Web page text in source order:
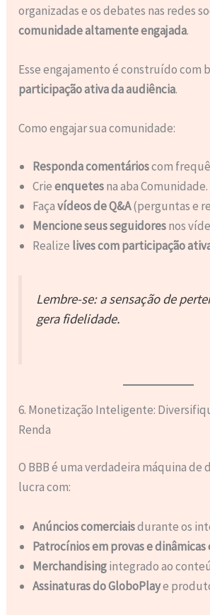
organizadas e os debates nas redes
comunidade altamente engajada.
Esse engajamento é construído com
participação ativa da audiência.
Como engajar sua comunidade:
Responda comentárioscom
Crieenquetesna aba Comunidade.
Façavídeos de Q&A(perguntas e
Mencione seus seguidoresnos
Realize lives com participação
Lembre-se: a sensação de
gera fidelidade.
6. Monetização Inteligente:
Renda
O BBB é uma verdadeira máquina de
lucra com:
Anúncios comerciaisdurante os
Patrocínios em provas e dinâmicas
Merchandisingintegrado ao
Assinaturas do GloboPlaye